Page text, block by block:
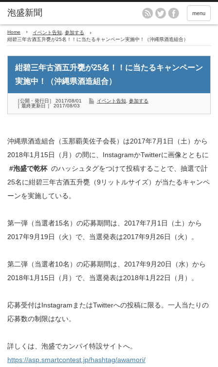
menu
Home イベント告知
参加する
紺碧三年古酒五升甕が25名！！に当たるキャンペーン実施中！（沖縄県酒造組合）
紺碧三年古酒五升甕が25名！！に当たるキャンペーン
実施中！（沖縄県酒造組合）
［公開・発行日］ 2017/08/01
［ 最終更新日 ］ 2017/08/03
イベント告知 参加する
沖縄県酒造組合（玉那覇美佐子会長）は2017年7月1日（土）から
2018年1月15日（月）の間に、InstagramかTwitterに画像とともに
#泡盛で乾杯のハッシュタグをつけて投稿することで、抽選で計
25名に紺碧三年古酒五升甕（9リットルサイズ）が当たるキャンペ
ーンを実施している。
第一弾（当選者15名）の応募期間は、2017年7月1日（土）から
2017年9月19日（火）で、当選発表は2017年9月26日（火）。
第二弾（当選者10名）の応募期間は、2017年9月20日（水）から
2018年1月15日（月）で、当選発表は2018年1月22日（月）。
応募受付はInstagramまたはTwitterへの投稿に限る。一人当たりの
応募数の制限はない。
詳しくは、泡盛でカンパイ特設サイトへ。
https://asp.smartcontest.jp/hashtag/awamori/